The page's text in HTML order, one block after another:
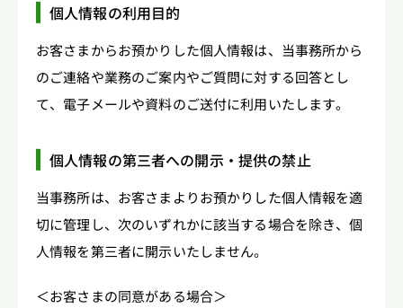
個人情報の利用目的
お客さまからお預かりした個人情報は、当事務所から
のご連絡や業務のご案内やご質問に対する回答とし
て、電子メールや資料のご送付に利用いたします。
個人情報の第三者への開示・提供の禁止
当事務所は、お客さまよりお預かりした個人情報を適
切に管理し、次のいずれかに該当する場合を除き、個
人情報を第三者に開示いたしません。
＜お客さまの同意がある場合＞